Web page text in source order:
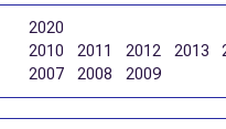
2020
2010 2011 2012 2013
2007 2008 2009